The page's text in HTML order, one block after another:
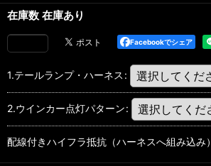
在庫数 在庫あり
Facebookでシェア
1.テールランプ・ハーネス :
2.ウインカー点灯パターン:
配線付きハイフラ抵抗（ハーネスへ組み込み）